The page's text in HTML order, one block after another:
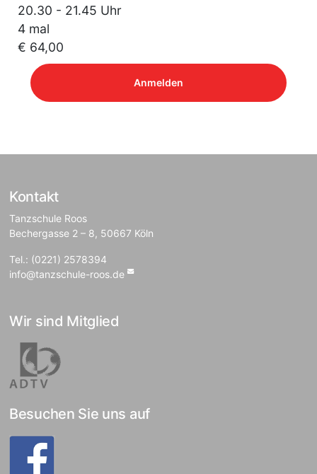
20.30 - 21.45 Uhr
4 mal
€ 64,00
Anmelden
Kontakt
Tanzschule Roos
Bechergasse 2 – 8, 50667 Köln
Tel.: (0221) 2578394
info@tanzschule-roos.de
Wir sind Mitglied
Besuchen Sie uns auf